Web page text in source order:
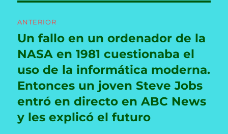
de
entradas
ANTERIOR
Entrada
anterior:
Un fallo en un ordenador de la
NASA en 1981 cuestionaba el
uso de la informática moderna.
Entonces un joven Steve Jobs
entró en directo en ABC News
y les explicó el futuro